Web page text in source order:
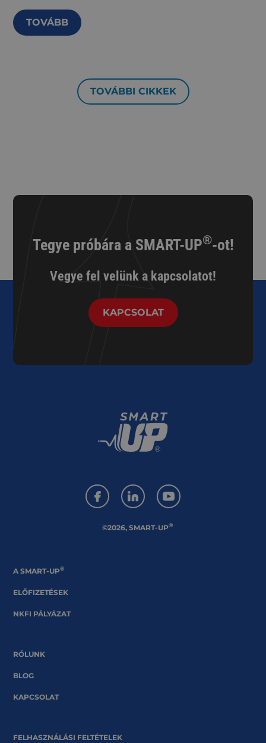
TOVÁBB
TOVÁBBI CIKKEK
Tegye próbára a SMART-UP®-ot!
Vegye fel velünk a kapcsolatot!
KAPCSOLAT
©2026, SMART-UP®
A SMART-UP®
ELŐFIZETÉSEK
NKFI PÁLYÁZAT
RÓLUNK
BLOG
KAPCSOLAT
FELHASZNÁLÁSI FELTÉTELEK